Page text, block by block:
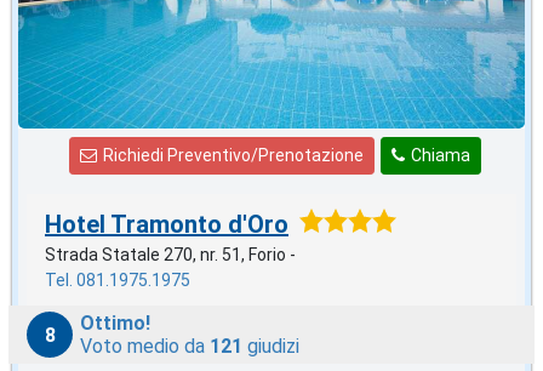
Chiama
Richiedi Preventivo/Prenotazione
Hotel Tramonto d'Oro
Strada Statale 270, nr. 51, Forio -
Tel. 081.1975.1975
8
Ottimo!
Voto medio da 121 giudizi